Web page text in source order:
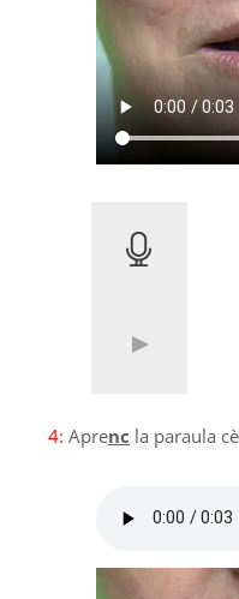
4: Aprenc la paraula